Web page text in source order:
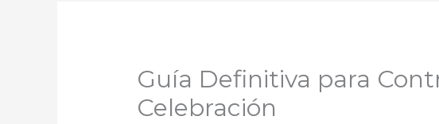
Guía Definitiva para
Celebración